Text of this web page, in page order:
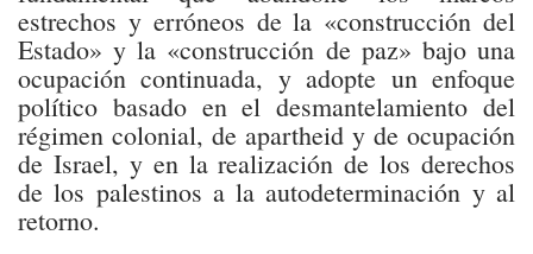
estrechos y erróneos de la «construcción del
Estado» y la «construcción de paz» bajo una
ocupación continuada, y adopte un enfoque
político basado en el desmantelamiento del
régimen colonial, de apartheid y de ocupación
de Israel, y en la realización de los derechos
de los palestinos a la autodeterminación y al
retorno.